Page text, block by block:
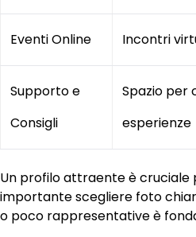
Eventi Online Incontri
Supporto e
Consigli
Spazio per
esperienze
Un profilo attraente è cruciale
importante scegliere foto
o poco rappresentative è